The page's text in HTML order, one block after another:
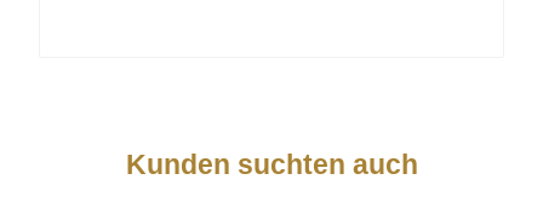
Kunden suchten auch